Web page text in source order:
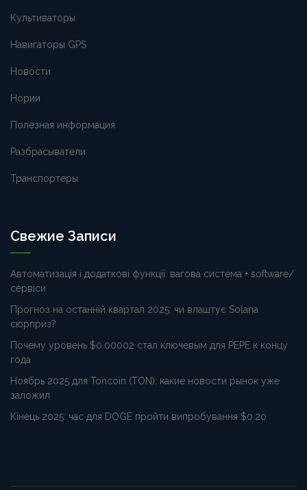
Культиваторы
Навигаторы GPS
Новости
Нории
Полезная информация
Разбрасыватели
Транспортеры
Свежие Записи
Автоматизація і додаткові функції: вагова система + software/
сервіси
Прогноз на останній квартал 2025: чи влаштує Solana
сюрприз?
Почему уровень $0.00002 стал ключевым для PEPE к концу
года
Ноябрь 2025 для Toncoin (TON): какие новости рынок уже
заложил
Кінець 2025: час для DOGE пройти випробування $0.20